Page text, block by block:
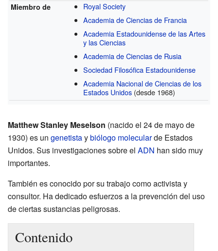
Miembro de
Royal Society
Academia de Ciencias de Francia
Academia Estadounidense de las Artes
y las Ciencias
Academia de Ciencias de Rusia
Sociedad Filosófica Estadounidense
Academia Nacional de Ciencias de los
Estados Unidos (desde 1968)
Matthew Stanley Meselson (nacido el 24 de mayo de
1930) es un genetistaybiólogo molecularde Estados
Unidos. Sus investigaciones sobre el ADN han sido muy
importantes.
También es conocido por su trabajo como activista y
consultor. Ha dedicado esfuerzos a la prevención del uso
de ciertas sustancias peligrosas.
Contenido